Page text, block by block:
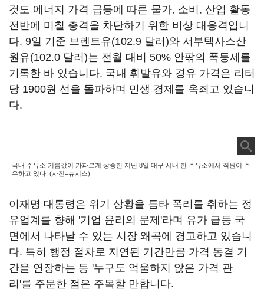
것도 에너지 가격 급등에 따른 물가, 소비, 산업 활동
전반에 미칠 충격을 차단하기 위한 비상 대응격입니
다. 9일 기준 브렌트유(102.9 달러)와 서부텍사스산
원유(102.0 달러)는 전월 대비 50% 안팎의 폭등세를
기록한 바 있습니다. 국내 휘발유와 경유 가격은 리터
당 1900원 선을 돌파하며 민생 경제를 옥죄고 있습니
다.
국내 주유소 기름값이 가파르게 상승한 지난 8일 대구 시내 한 주유소에서 직원이 주
유하고 있다. (사진=뉴시스)
이재명 대통령은 위기 상황을 틈타 폭리를 취하는 정
유업계를 향해 '기업 윤리의 문제'라며 유가 급등 국
면에서 나타날 수 있는 시장 왜곡에 경고하고 있습니
다. 특히 행정 절차로 지연된 기간만큼 가격 동결 기
간을 연장하는 등 '누구도 억울하지 않은 가격 관
리'를 주문한 점은 주목할 만합니다.